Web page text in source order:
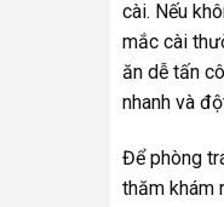
cài. Nếu
mắc cài
ăn dễ tấn
nhanh và
Để phòng
thăm khám